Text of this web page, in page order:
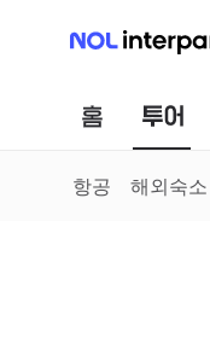
NOL 인터파크
홈 투어
항공 해외숙소